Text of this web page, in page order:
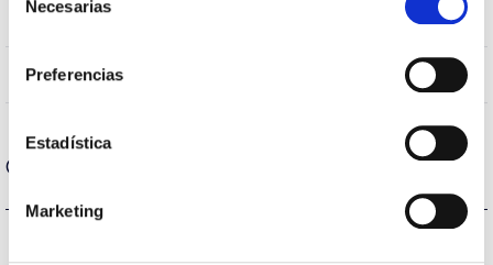
Necesarias
Preferencias
Estadística
Marketing
3.000K
Ángulo de apertura
Carcasa y Acabado